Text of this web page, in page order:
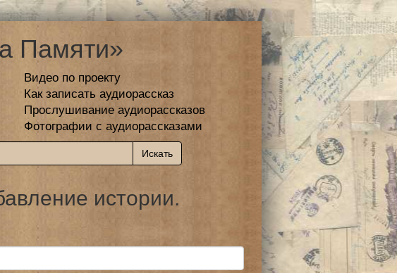
Памяти»
Видео по проекту
Как записать аудиорассказ
Прослушивание аудиорассказов
Фотографии с аудиорассказами
истории.